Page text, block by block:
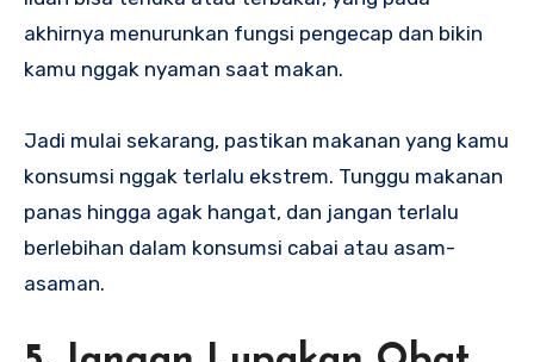
akhirnya menurunkan fungsi pengecap dan bikin
kamu nggak nyaman saat makan.
Jadi mulai sekarang, pastikan makanan yang kamu
konsumsi nggak terlalu ekstrem. Tunggu makanan
panas hingga agak hangat, dan jangan terlalu
berlebihan dalam konsumsi cabai atau asam-
asaman.